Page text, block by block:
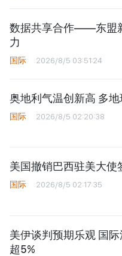
数据共享合作——东盟
力
国际 2026/8/5 03:51:24
奥地利气温创新高 多
国际 2026/8/5 02:20:38
美国撤销巴西驻美大使
国际 2026/8/5 02:17:35
美伊谈判预期乐观 国
超5%